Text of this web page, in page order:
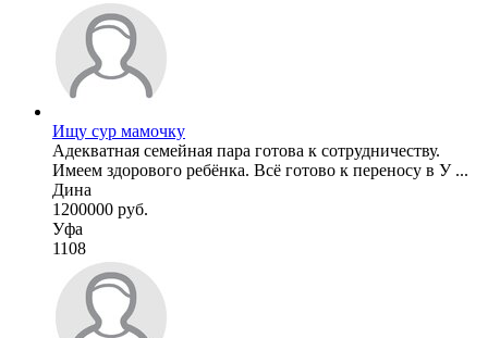
Ищу сур мамочку
Адекватная семейная пара готова к сотрудничеству.
Имеем здорового ребёнка. Всё готово к переносу в У ...
Дина
1200000 руб.
Уфа
1108